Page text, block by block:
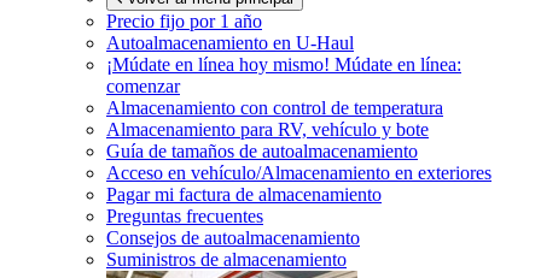
Precio fijo por 1 año
Autoalmacenamiento en U-Haul
¡Múdate en línea hoy mismo! Múdate en línea:
comenzar
Almacenamiento con control de temperatura
Almacenamiento para RV, vehículo y bote
Guía de tamaños de autoalmacenamiento
Acceso en vehículo/Almacenamiento en exteriores
Pagar mi factura de almacenamiento
Preguntas frecuentes
Consejos de autoalmacenamiento
Suministros de almacenamiento